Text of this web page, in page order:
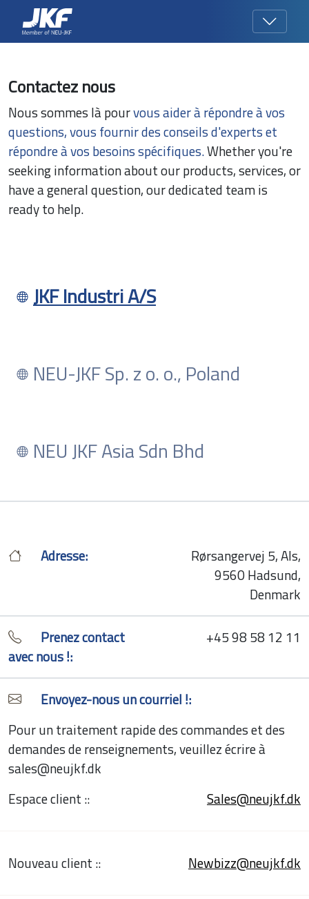
Contactez nous
Nous sommes là pourvous aider à répondre à vos
questions, vous fournir des conseils d'experts et
répondre à vos besoins spécifiques.Whether you're
seeking information about our products, services, or
have a general question, our dedicated team is
ready to help.
JKF Industri A/S
NEU-JKF Sp. z o. o., Poland
NEU JKF Asia Sdn Bhd
Adresse:
Rørsangervej 5, Als,
9560 Hadsund,
Denmark
Prenez contact
avec nous !:
+45 98 58 12 11
Envoyez-nous un courriel !:
Pour un traitement rapide des commandes et des
demandes de renseignements, veuillez écrire à
sales@neujkf.dk
Espace client ::
Sales@neujkf.dk
Nouveau client :: Newbizz@neujkf.dk